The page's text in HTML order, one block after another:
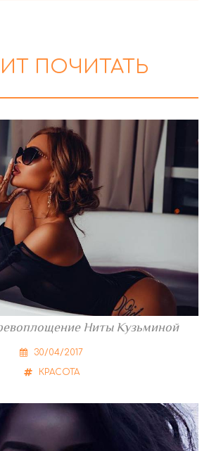
ПОЧИТАТЬ
Ниты Кузьминой
30/04/2017
КРАСОТА